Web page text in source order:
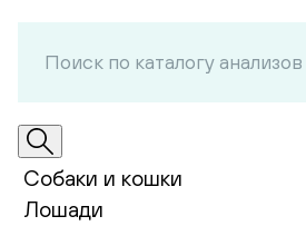
Собаки и кошки
Лошади